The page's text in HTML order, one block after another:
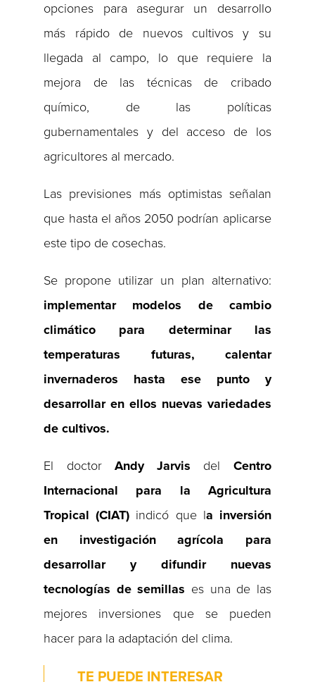
opciones para asegurar un desarrollo
más rápido de nuevos cultivos y su
llegada al campo, lo que requiere la
mejora de las técnicas de cribado
químico, de las políticas
gubernamentales y del acceso de los
agricultores al mercado.
Las previsiones más optimistas señalan
que hasta el años 2050 podrían aplicarse
este tipo de cosechas.
Se propone utilizar un plan alternativo:
implementar modelos de cambio
climático para determinar las
temperaturas futuras, calentar
invernaderos hasta ese punto y
desarrollar en ellos nuevas variedades
de cultivos.
El doctor Andy Jarvis del Centro
Internacional para la Agricultura
Tropical (CIAT) indicó que la inversión
en investigación agrícola para
desarrollar y difundir nuevas
tecnologías de semillas es una de las
mejores inversiones que se pueden
hacer para la adaptación del clima.
TE PUEDE INTERESAR